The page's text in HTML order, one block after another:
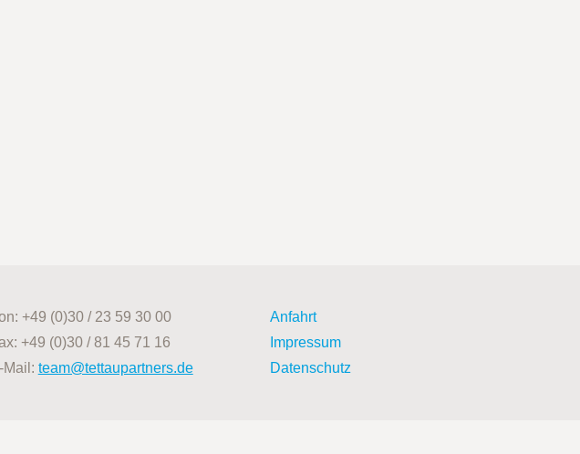
+49 (0)30 / 23 59 30 00
+49 (0)30 / 81 45 71 16
Mail: team@tettaupartners.de
Anfahrt
Impressum
Datenschutz